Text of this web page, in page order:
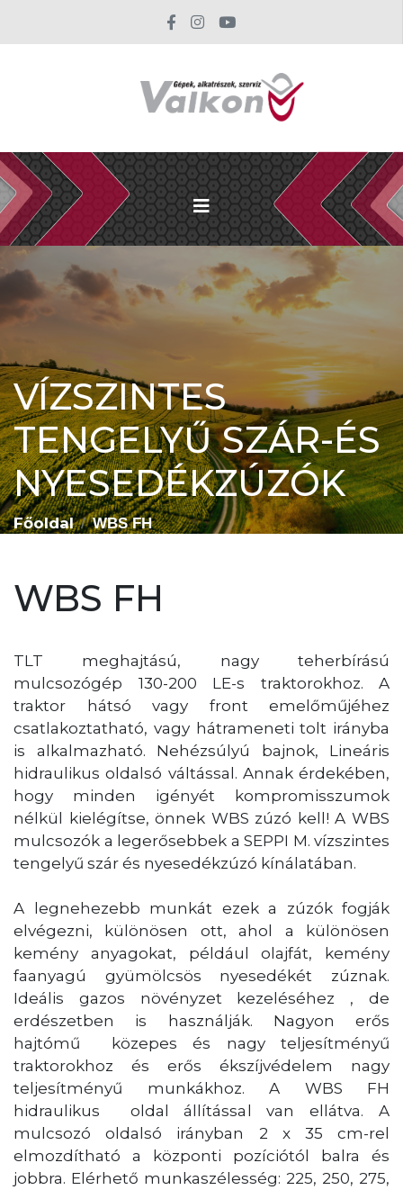
VÍZSZINTES
TENGELYŰ SZÁR-ÉS
NYESEDÉKZÚZÓK
Főoldal WBS FH
WBS FH
TLT meghajtású, nagy teherbírású
mulcsozógép 130-200 LE-s traktorokhoz. A
traktor hátsó vagy front emelőműjéhez
csatlakoztatható, vagy hátrameneti tolt irányba
is alkalmazható. Nehézsúlyú bajnok, Lineáris
hidraulikus oldalsó váltással. Annak érdekében,
hogy minden igényét kompromisszumok
nélkül kielégítse, önnek WBS zúzó kell! A WBS
mulcsozók a legerősebbek a SEPPI M. vízszintes
tengelyű szár és nyesedékzúzó kínálatában.
A legnehezebb munkát ezek a zúzók fogják
elvégezni, különösen ott, ahol a különösen
kemény anyagokat, például olajfát, kemény
faanyagú gyümölcsös nyesedékét zúznak.
Ideális gazos növényzet kezeléséhez , de
erdészetben is használják. Nagyon erős
hajtómű közepes és nagy teljesítményű
traktorokhoz és erős ékszíjvédelem nagy
teljesítményű munkákhoz. A WBS FH
hidraulikus oldal állítással van ellátva. A
mulcsozó oldalsó irányban 2 x 35 cm-rel
elmozdítható a központi pozíciótól balra és
jobbra. Elérhető munkaszélesség: 225, 250, 275,